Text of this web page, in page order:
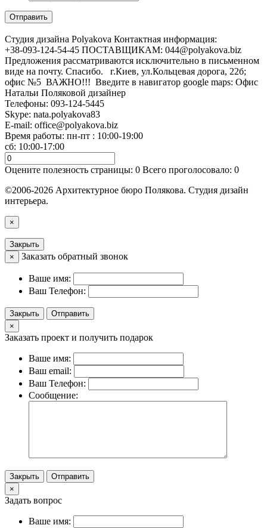
Cтудия дизайна Polyakova Контактная информация:
+38-093-124-54-45 ПОСТАВЩИКАМ: 044@polyakova.biz
Предложения рассматриваются исключительно в письменном
виде на почту. Спасибо. г.Киев, ул.Кольцевая дорога, 22б;
офис №5 ВАЖНО!!! Введите в навигатор google maps: Офис
Натальи Поляковой дизайнер
Телефоны: 093-124-5445
Skype: nata.polyakova83
E-mail: office@polyakova.biz
Время работы: пн-пт : 10:00-19:00
сб: 10:00-17:00
Оцените полезность страницы: 0 Всего проголосовало: 0
©2006-2026 Архитектурное бюро Полякова. Студия дизайн
интерьера.
×
Закрыть
×
Заказать обратный звонок
Ваше имя:
Ваш Телефон:
Закрыть
Отправить
×
Заказать проект и получить подарок
Ваше имя:
Ваш email:
Ваш Телефон:
Сообщение:
Закрыть
Отправить
×
Задать вопрос
Ваше имя: